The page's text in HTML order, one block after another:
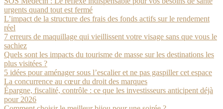
urgents quand tout est fermé
L’impact de la structure des frais des fonds actifs sur le rendement
réel
7 erreurs de maquillage qui vieillissent votre visage sans que vous le
sachiez
Quels sont les impacts du tourisme de masse sur les destinations les
plus visitées ?
5 idées pour aménager sous l’escalier et ne pas gaspiller cet espace
La concurrence au cœur du droit des marques
Épargne, fiscalité, contrôle : ce que les investisseurs anticipent déjà
pour 2026